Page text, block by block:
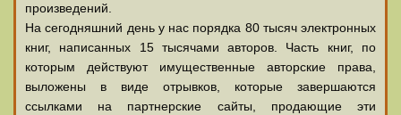
произведений.
На сегодняшний день у нас порядка 80 тысяч электронных
книг, написанных 15 тысячами авторов. Часть книг, по
которым действуют имущественные авторские права,
выложены в виде отрывков, которые завершаются
ссылками на партнерские сайты, продающие эти